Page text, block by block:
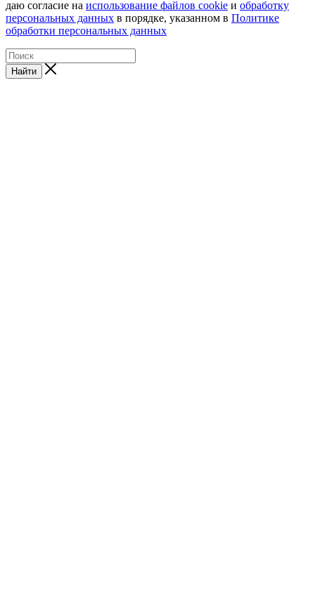
даю согласие на использование файлов cookie и обработку
персональных данных в порядке, указанном в Политике
обработки персональных данных
Найти